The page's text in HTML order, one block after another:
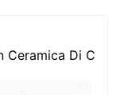
Ceramica Di